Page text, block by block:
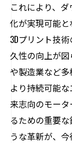
これにより、
化が実現可能
3Dプリント技
久性の向上が
や製造業など多
より持続可能
来志向のモー
るための重要
うな革新が、今